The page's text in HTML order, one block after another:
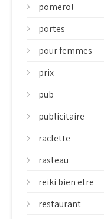
pomerol
portes
pour femmes
prix
pub
publicitaire
raclette
rasteau
reiki bien etre
restaurant